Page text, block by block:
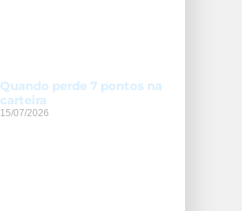
Quando perde 7 pontos na
carteira
15/07/2026